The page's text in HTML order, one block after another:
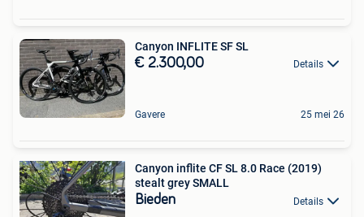
Canyon INFLITE SF SL
€ 2.300,00 Details
Gavere 25 mei 26
Canyon inflite CF SL 8.0 Race (2019)
stealt grey SMALL
Bieden Details